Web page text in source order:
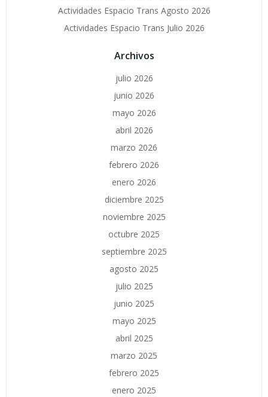
Actividades Espacio Trans Agosto 2026
Actividades Espacio Trans Julio 2026
Archivos
julio 2026
junio 2026
mayo 2026
abril 2026
marzo 2026
febrero 2026
enero 2026
diciembre 2025
noviembre 2025
octubre 2025
septiembre 2025
agosto 2025
julio 2025
junio 2025
mayo 2025
abril 2025
marzo 2025
febrero 2025
enero 2025